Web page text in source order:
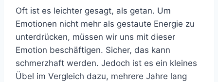
Oft ist es leichter gesagt, als getan. Um
Emotionen nicht mehr als gestaute Energie zu
unterdrücken, müssen wir uns mit dieser
Emotion beschäftigen. Sicher, das kann
schmerzhaft werden. Jedoch ist es ein kleines
Übel im Vergleich dazu, mehrere Jahre lang